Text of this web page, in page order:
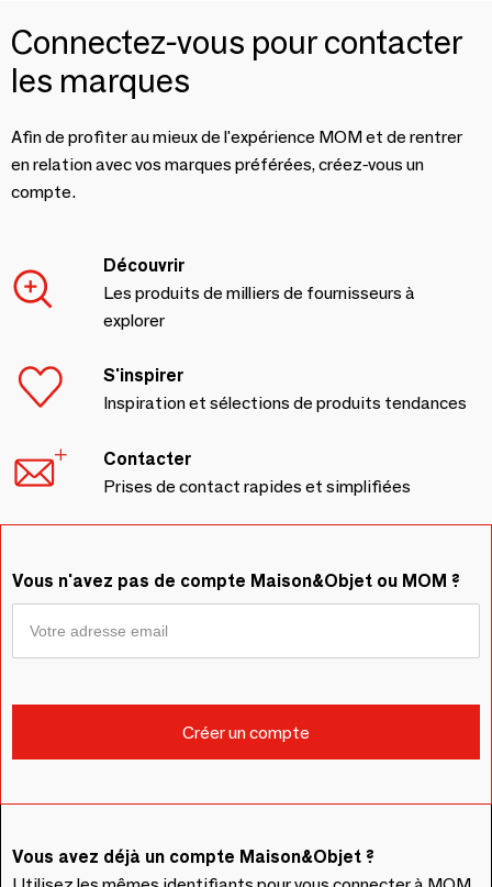
Connectez-vous pour contacter
les marques
Afin de profiter au mieux de l'expérience MOM et de rentrer
en relation avec vos marques préférées, créez-vous un
compte.
Découvrir
Les produits de milliers de fournisseurs à
explorer
S'inspirer
Inspiration et sélections de produits tendances
Contacter
Prises de contact rapides et simplifiées
Vous n'avez pas de compte Maison&Objet ou MOM ?
Vous avez déjà un compte Maison&Objet ?